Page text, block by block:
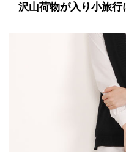
沢山荷物が入り小旅